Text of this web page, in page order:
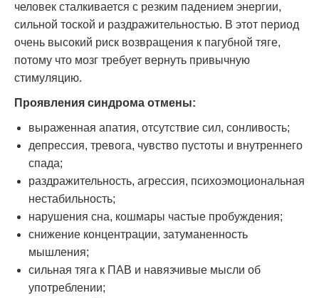
человек сталкивается с резким падением энергии,
сильной тоской и раздражительностью. В этот период
очень высокий риск возвращения к пагубной тяге,
потому что мозг требует вернуть привычную
стимуляцию.
Проявления синдрома отмены:
выраженная апатия, отсутствие сил, сонливость;
депрессия, тревога, чувство пустоты и внутреннего
спада;
раздражительность, агрессия, психоэмоциональная
нестабильность;
нарушения сна, кошмары частые пробуждения;
снижение концентрации, затуманенность
мышления;
сильная тяга к ПАВ и навязчивые мысли об
употреблении;